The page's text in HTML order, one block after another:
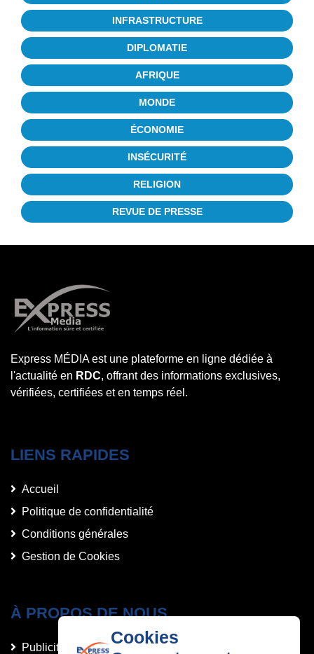
Cookies
INFRASTRUCTURE
DIPLOMATIE
AFRIQUE
MONDE
ÉCONOMIE
INSÉCURITÉ
RELIGION
REVUE DE PRESSE
Express MÉDIA est une plateforme en ligne dédiée à
l'actualité en RDC, offrant des informations exclusives,
vérifiées, certifiées et en temps réel.
LIENS RAPIDES
Accueil
Politique de confidentialité
Conditions générales
Gestion de Cookies
À PROPOS DE NOUS
Publicités et Annonces